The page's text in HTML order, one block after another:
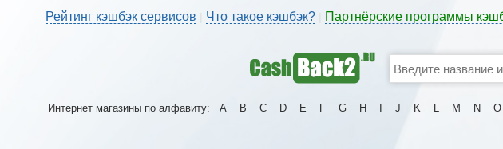
Рейтинг кэшбэк сервисов Что такое кэшбэк? Партнёрские программы
Интернет магазины по алфавиту: A B C D E F G H J K L M N O